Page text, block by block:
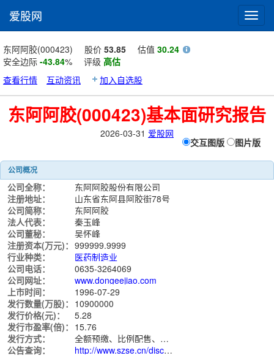
爱股网
东阿阿胶(000423) 股价 53.85 估值 30.24
安全边际 -43.84% 评级 高估
查看行情
互动资讯 加入自选股
东阿阿胶(000423)基本面研究报告
2026-03-31 爱股网
交互图版 图片版
公司概况
公司全称：
东阿阿胶股份有限公司
注册地址：
山东省东阿县阿胶街78号
公司简称：
东阿阿胶
法人代表：
秦玉峰
公司董秘：
吴怀峰
注册资本(万元)： 999999.9999
行业种类：
医药制造业
公司电话：
0635-3264069
公司网址：
www.dongeejiao.com
上市时间：
1996-07-29
发行数量(万股)： 10900000
发行价格(元)：
5.28
发行市盈率(倍)： 15.76
发行方式：
全额预缴、比例配售、余额即退
公告查询：
http://www.szse.cn/disclosure/listed/notice/index.html?stock=000423